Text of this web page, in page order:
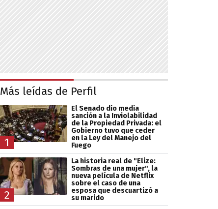
Más leídas de Perfil
1
El Senado dio media
sanción a la Inviolabilidad
de la Propiedad Privada: el
Gobierno tuvo que ceder
en la Ley del Manejo del
Fuego
2
La historia real de "Elize:
Sombras de una mujer", la
nueva película de Netflix
sobre el caso de una
esposa que descuartizó a
su marido